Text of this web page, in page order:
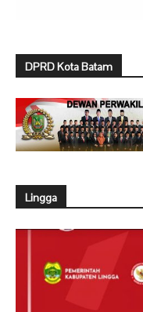
DPRD Kota Batam
Lingga